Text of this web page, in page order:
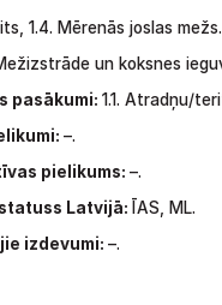
1.4. Mērenās joslas mežs.
un koksnes
pasākumi: 1.1. Atradņu/
–.
pielikums: –.
Latvijā: ĪAS,
ML.
izdevumi: –.